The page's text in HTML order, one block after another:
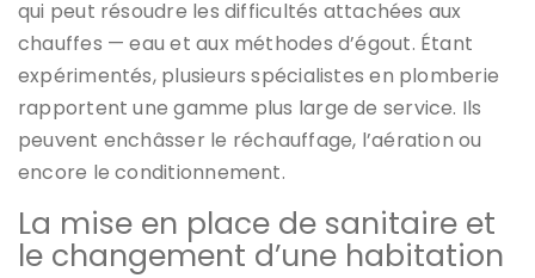
qui peut résoudre les difficultés attachées aux
chauffes — eau et aux méthodes d’égout. Étant
expérimentés, plusieurs spécialistes en plomberie
rapportent une gamme plus large de service. Ils
peuvent enchâsser le réchauffage, l’aération ou
encore le conditionnement.
La mise en place de sanitaire et
le changement d’une habitation